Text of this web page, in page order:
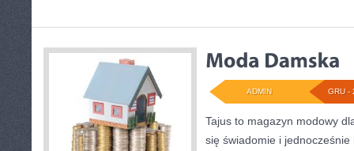
GRU -
ADMIN
Tajus to magazyn modowy
się świadomie i